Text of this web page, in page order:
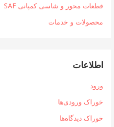
قطعات محور و شاسی کمپانی SAF
محصولات و خدمات
اطلاعات
ورود
خوراک ورودی‌ها
خوراک دیدگاه‌ها